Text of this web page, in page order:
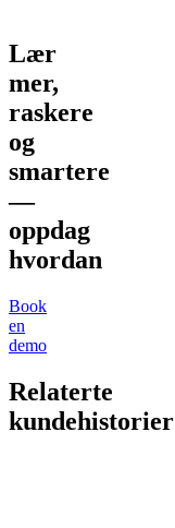
Lær
mer,
raskere
og
smartere
—
oppdag
hvordan
Book
en
demo
Relaterte
kundehistorier